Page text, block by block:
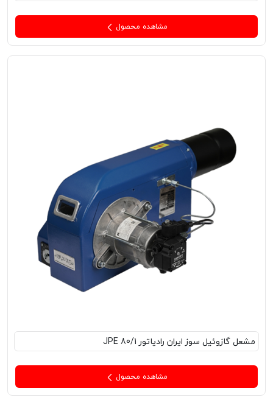
مشاهده محصول
مشعل‌ گازوئیل سوز ایران رادیاتور JPE 80/1
مشاهده محصول